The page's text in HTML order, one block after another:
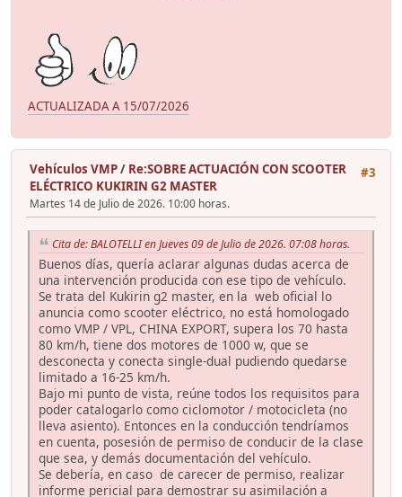
ACTUALIZADA A 15/07/2026
#3
Vehículos VMP/ Re:SOBRE ACTUACIÓN CON SCOOTER
ELÉCTRICO KUKIRIN G2 MASTER
Martes 14 de Julio de 2026. 10:00 horas.
Cita de: BALOTELLI en Jueves 09 de Julio de 2026. 07:08 horas.
Buenos días, quería aclarar algunas dudas acerca de
una intervención producida con ese tipo de vehículo.
Se trata del Kukirin g2 master, en la web oficial lo
anuncia como scooter eléctrico, no está homologado
como VMP / VPL, CHINA EXPORT, supera los 70 hasta
80 km/h, tiene dos motores de 1000 w, que se
desconecta y conecta single-dual pudiendo quedarse
limitado a 16-25 km/h.
Bajo mi punto de vista, reúne todos los requisitos para
poder catalogarlo como ciclomotor / motocicleta (no
lleva asiento). Entonces en la conducción tendríamos
en cuenta, posesión de permiso de conducir de la clase
que sea, y demás documentación del vehículo.
Se debería, en caso de carecer de permiso, realizar
informe pericial para demostrar su asimilación a